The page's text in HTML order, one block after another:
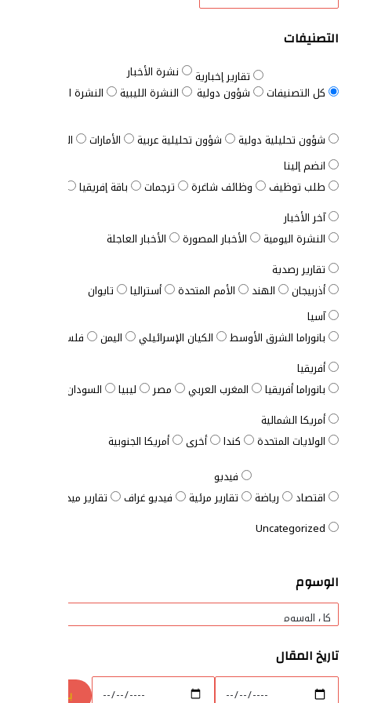
التصنيفات
كل التصنيفات
تقارير إخبارية
شؤون دولية
نشرة الأخبار
النشرة الليبية
النشرة السودانية
شؤون تحليلية دولية شؤون تحليلية عربية الأمارات
الباقة الشاملة
انضم إلينا
طلب توظيف
وظائف شاغرة ترجمات باقة إفريقيا
آخر الأخبار
النشرة اليومية
الأخبار المصورة
الأخبار العاجلة
تقارير رصدية
أذربيجان
الهند الأمم المتحدة أستراليا
تايوان
آسيا
بانوراما الشرق الأوسط
الكيان الإسرائيلي اليمن فلسطين
أفريقيا
بانوراما أفريقيا
المغرب العربي مصر ليبيا السودان
أمريكا الشمالية
الولايات المتحدة
كندا أخرى أمريكا الجنوبية
اقتصاد رياضة
فيديو
تقارير مرئية
فيديو غراف تقارير ميدانية
الوسوم
تاريخ المقال